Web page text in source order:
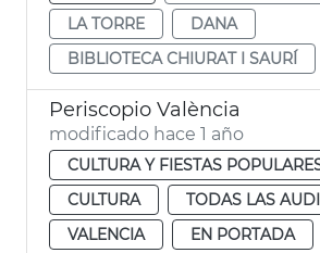
LA TORRE
DANA
BIBLIOTECA CHIURAT I SAURÍ
Periscopio València
modificado hace 1 año
CULTURA Y FIESTAS
CULTURA
TODAS LAS
VALENCIA
EN PORTADA